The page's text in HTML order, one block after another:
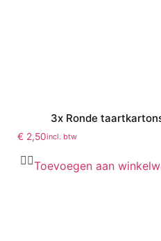
3x Ronde
€ 2,50incl. btw
Toevoegen aan